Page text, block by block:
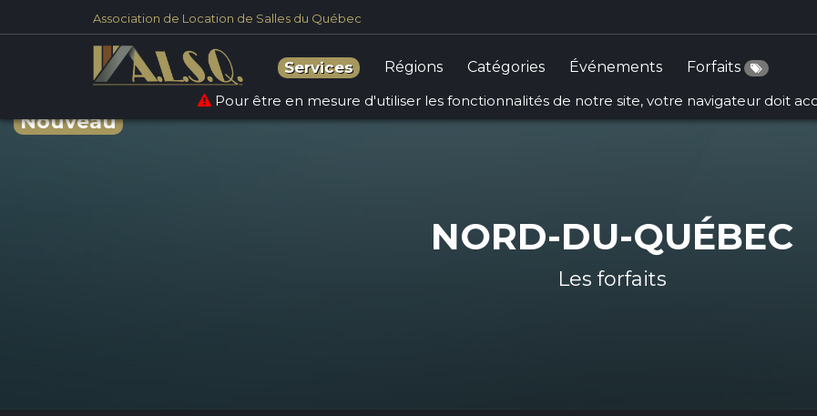
Association de Location de Salles du Québec
Services Régions Catégories Événements Forfaits
Pour être en mesure d'utiliser les fonctionnalités de notre site, votre navigateur doit
NORD-DU-QUÉBEC
Les forfaits
Nouveau